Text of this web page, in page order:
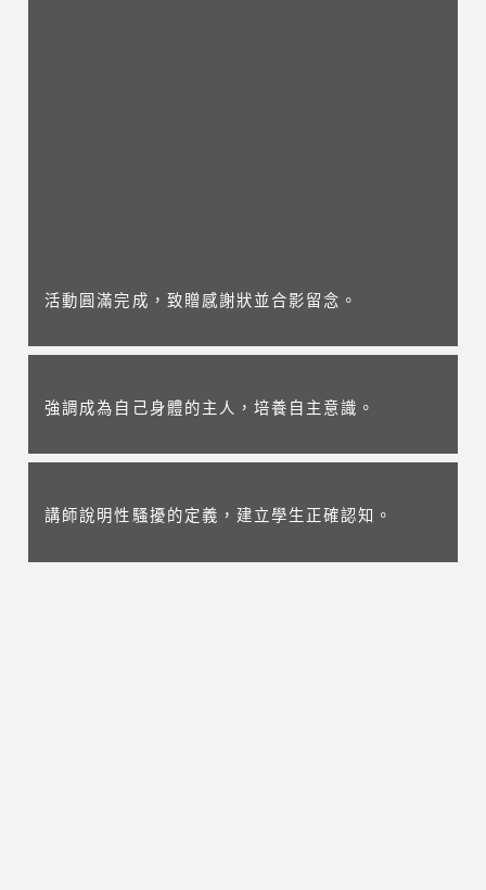
活動圓滿完成，致贈感謝狀並合影留念。
強調成為自己身體的主人，培養自主意識。
講師說明性騷擾的定義，建立學生正確認知。